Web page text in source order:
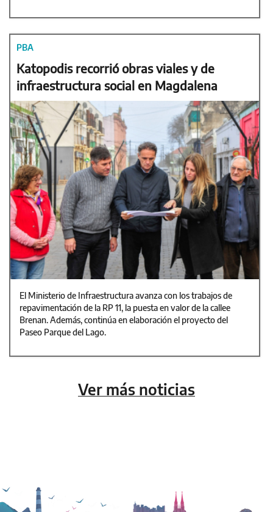
PBA
Katopodis recorrió obras viales y de
infraestructura social en Magdalena
El Ministerio de Infraestructura avanza con los trabajos de
repavimentación de la RP 11, la puesta en valor de la callee
Brenan. Además, continúa en elaboración el proyecto del
Paseo Parque del Lago.
Ver más noticias